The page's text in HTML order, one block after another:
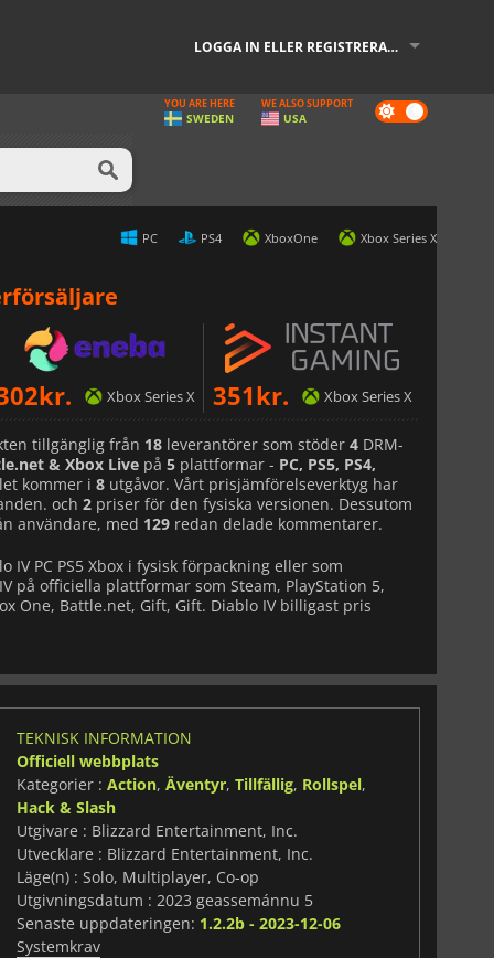
LOGGA IN ELLER REGISTRERA DIG
Dark
mode
YOU ARE HERE
SWEDEN
WE ALSO SUPPORT
USA
PC PS4 XboxOne Xbox Series X
kr. Xbox Series X 351kr. Xbox Series X
tillgänglig från 18 leverantörer som stöder 4 DRM-
& Xbox Live på 5 plattformar - PC, PS5, PS4,
kommer i 8 utgåvor. Vårt prisjämförelseverktyg har
och 2 priser för den fysiska versionen. Dessutom
användare, med 129 redan delade kommentarer.
IV PC PS5 Xbox i fysisk förpackning eller som
på officiella plattformar som Steam, PlayStation 5,
One, Battle.net, Gift, Gift. Diablo IV billigast pris
TEKNISK INFORMATION
Officiell webbplats
Kategorier : Action, Äventyr, Tillfällig, Rollspel,
Hack & Slash
Utgivare : Blizzard Entertainment, Inc.
Utvecklare : Blizzard Entertainment, Inc.
Läge(n) : Solo, Multiplayer, Co-op
Utgivningsdatum : 2023 geassemánnu 5
Senaste uppdateringen: 1.2.2b - 2023-12-06
Systemkrav